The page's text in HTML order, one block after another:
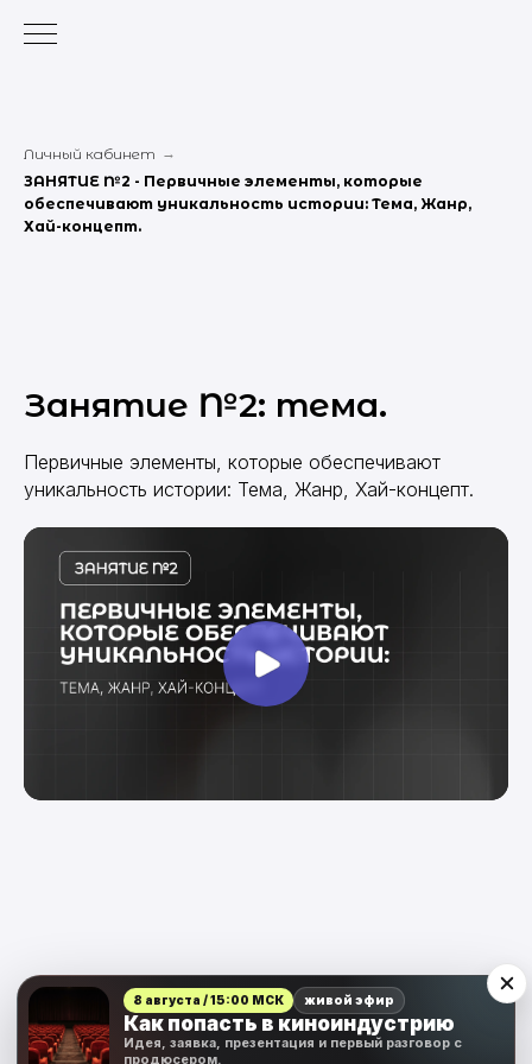
Личный кабинет →
ЗАНЯТИЕ №2 - Первичные элементы, которые
обеспечивают уникальность истории: Тема, Жанр,
Хай-концепт.
Занятие №2: тема.
Первичные элементы, которые обеспечивают
уникальность истории: Тема, Жанр, Хай-концепт.
Презентация к занятию
8 августа / 15:00 МСК живой эфир
Как попасть в киноиндустрию
Идея, заявка, презентация и первый разговор с
продюсером.